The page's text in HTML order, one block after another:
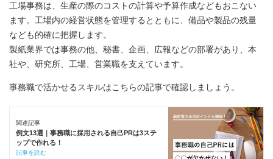
工場事務は、生産の際のコストの計算や予算作成などもおこない
ます。工場内の経営状態を管理するとともに、備品や製品の残量
なども的確に把握します。
製紙業界では事務の他、秘書、企画、広報などの部署があり、本
社や、研究所、工場、営業職を支えています。
事務職で活かせるスキルはこちらの記事で確認しましょう。
関連記事
例文13選｜事務職に採用される自己PRは3ステ
ップで作れる！
記事を読む